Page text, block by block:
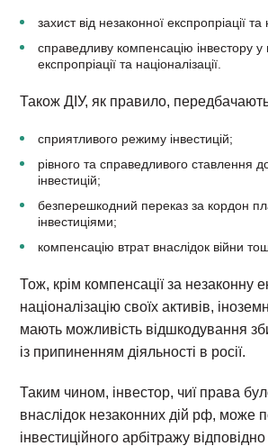
захист від незаконної експропріації та
справедливу компенсацію інвестору
експропріації та націоналізації.
Також ДІУ, як правило,
сприятливого режиму інвестицій;
рівного та справедливого ставлення
інвестицій;
безперешкодний переказ за кордон
інвестиціями;
компенсацію втрат внаслідок війни
Тож, крім компенсації за незаконну
націоналізацію своїх активів,
мають можливість відшкодування
із припиненням діяльності в росії.
Таким чином, інвестор, чиї права
внаслідок незаконних дій рф, може
інвестиційного арбітражу